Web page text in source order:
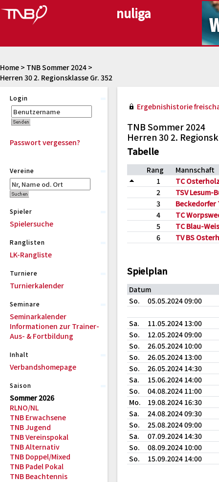
Herren 30 2. Regionsklasse Gr. 352
Home > TNB Sommer 2024 >
Login
Passwort vergessen?
Vereine
Spieler
Spielersuche
Ranglisten
LK-Rangliste
Turniere
Turnierkalender
Seminare
Seminarkalender
Informationen zur Trainer-
Aus- & Fortbildung
Inhalt
Verbandshomepage
Saison
Sommer 2026
RLNO/NL
TNB Erwachsene
TNB Jugend
TNB Vereinspokal
TNB Alternativ
TNB Doppel/Mixed
TNB Padel Pokal
TNB Beachtennis
Ergebnishistorie
TNB Sommer 2024
Herren 30 2.
Tabelle
Rang
Mannschaft
1
TC
2
TSV Lesum-
3
Beckedorfer
4
TC
5
TC Blau-
6
TV BS
Spielplan
Datum
So.
05.05.2024 09:00
Sa.
11.05.2024 13:00
So.
12.05.2024 09:00
So.
26.05.2024 10:00
So.
26.05.2024 13:00
So.
26.05.2024 14:30
Sa.
15.06.2024 14:00
So.
04.08.2024 11:00
Mo.
19.08.2024 16:30
Sa.
24.08.2024 09:30
So.
25.08.2024 09:00
Sa.
07.09.2024 14:30
So.
08.09.2024 10:00
So.
15.09.2024 14:00